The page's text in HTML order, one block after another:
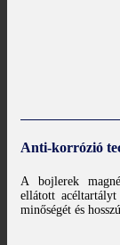
Anti-korrózió
A bojlerek
ellátott
minőségét és